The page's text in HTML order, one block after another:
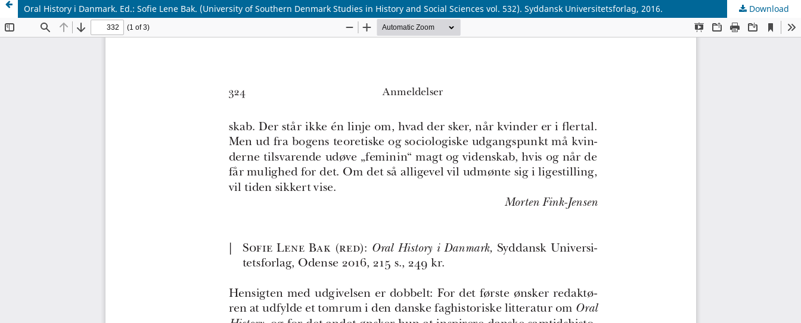
Oral History i Danmark. Ed.: Sofie Lene Bak. (University of Southern Denmark Studies in History and Social Sciences vol. 532). Syddansk Universitetsforlag, 2016. Download